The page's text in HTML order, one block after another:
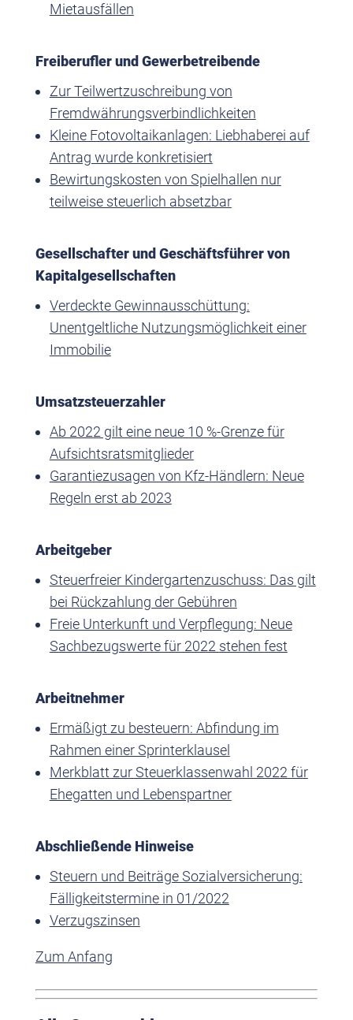
Mietausfällen
Freiberufler und Gewerbetreibende
Zur Teilwertzuschreibung von
Fremdwährungsverbindlichkeiten
Kleine Fotovoltaikanlagen: Liebhaberei auf
Antrag wurde konkretisiert
Bewirtungskosten von Spielhallen nur
teilweise steuerlich absetzbar
Gesellschafter und Geschäftsführer von
Kapitalgesellschaften
Verdeckte Gewinnausschüttung:
Unentgeltliche Nutzungsmöglichkeit einer
Immobilie
Umsatzsteuerzahler
Ab 2022 gilt eine neue 10 %-Grenze für
Aufsichtsratsmitglieder
Garantiezusagen von Kfz-Händlern: Neue
Regeln erst ab 2023
Arbeitgeber
Steuerfreier Kindergartenzuschuss: Das gilt
bei Rückzahlung der Gebühren
Freie Unterkunft und Verpflegung: Neue
Sachbezugswerte für 2022 stehen fest
Arbeitnehmer
Ermäßigt zu besteuern: Abfindung im
Rahmen einer Sprinterklausel
Merkblatt zur Steuerklassenwahl 2022 für
Ehegatten und Lebenspartner
Abschließende Hinweise
Steuern und Beiträge Sozialversicherung:
Fälligkeitstermine in 01/2022
Verzugszinsen
Zum Anfang